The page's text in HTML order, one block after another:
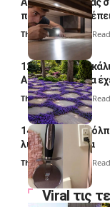
ποια σημεία
Thali Ombre4 Min Read
12 φυτά
Αύγουστο για να
Thali Ombre7 Min Read
14 πανέξυπνα
λύσουν τα χέρια
Thali Ombre 6 Min Read
Viral τις